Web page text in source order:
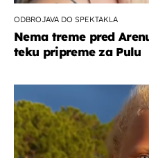
ODBROJAVA DO SPEKTAKLA
Nema treme pred
teku pripreme za Pulu